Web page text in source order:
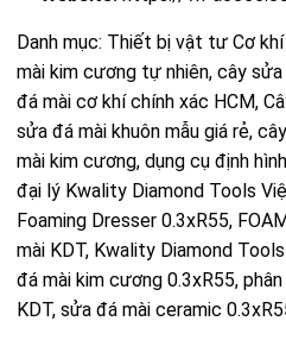
Danh mục: Thiết bị vật tư Cơ khí
mài kim cương tự nhiên, cây sửa
đá mài cơ khí chính xác HCM,
sửa đá mài khuôn mẫu giá rẻ,
mài kim cương, dụng cụ định
đại lý Kwality Diamond Tools
Foaming Dresser 0.3xR55,
mài KDT, Kwality Diamond
đá mài kim cương 0.3xR55,
KDT, sửa đá mài ceramic